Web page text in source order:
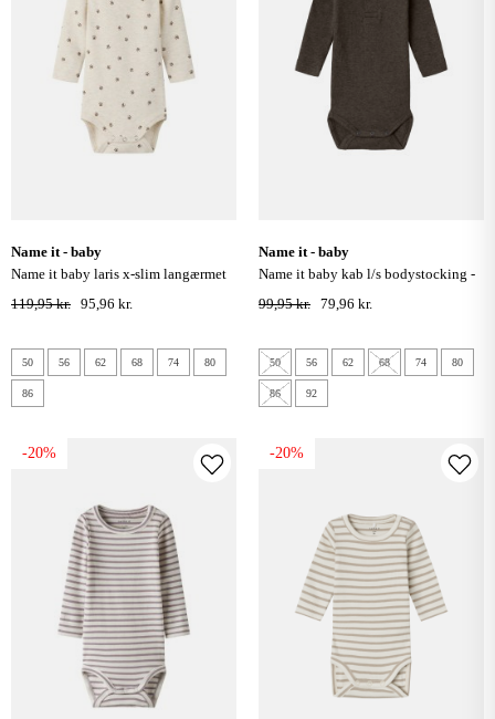
name it - baby
name it baby laris x-slim langærmet
bodystocking - peyote melange
119,95 kr. 95,96 kr.
50 56 62 68 74 80
86
name it - baby
name it baby kab l/s bodystocking -
delicioso / melange
99,95 kr. 79,96 kr.
50 56 62 68 74 80
86 92
-20% -20%